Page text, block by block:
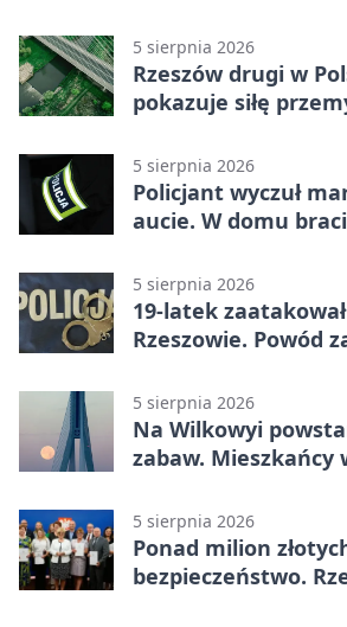
5 sierpnia 2026
Rzeszów drugi w
pokazuje siłę
5 sierpnia 2026
Policjant wyczuł
aucie. W domu
5 sierpnia 2026
19-latek
Rzeszowie. Powód
5 sierpnia 2026
Na Wilkowyi
zabaw. Mieszkańcy
5 sierpnia 2026
Ponad milion
bezpieczeństwo.